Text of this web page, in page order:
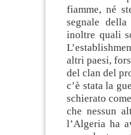
fiamme, né
segnale
inoltre quali
altri paesi,
del clan del
c’è stata la
schierato
che nessun
l’Algeria ha